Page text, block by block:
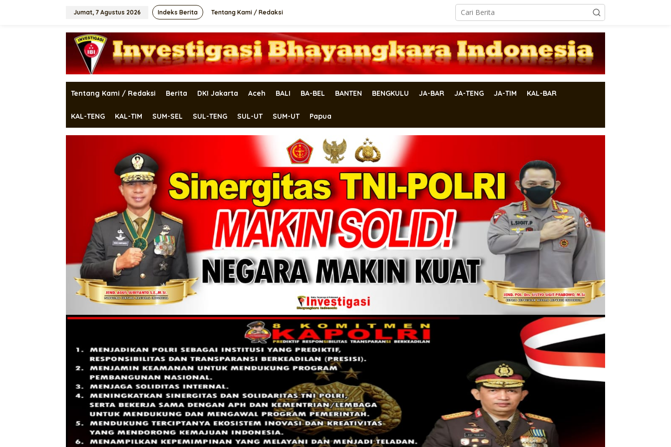
Jumat, 7 Agustus 2026 Indeks Berita Tentang Kami / Redaksi
Tentang Kami / Redaksi Berita DKI Jakarta Aceh BALI BA-BEL BANTEN BENGKULU JA-BAR JA-TENG JA-TIM KAL-BAR
KAL-TENG KAL-TIM SUM-SEL SUL-TENG SUL-UT SUM-UT Papua